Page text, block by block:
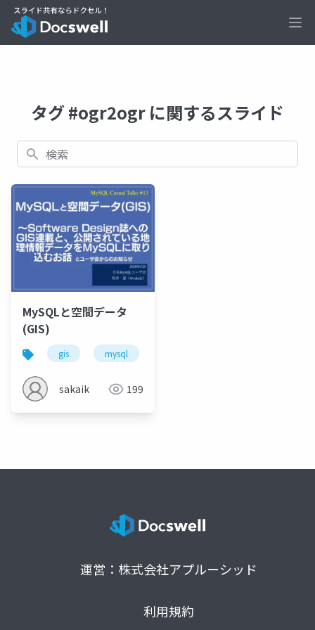
タグ #ogr2ogr に関するスライド
検索
MySQLと空間データ
(GIS)
gis mysql
sakaik 199
運営：株式会社アプルーシッド
利用規約